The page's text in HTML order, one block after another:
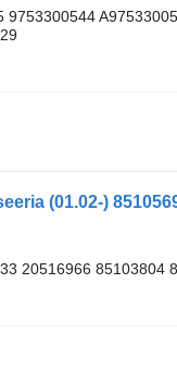
9753300544
20516966 85103804